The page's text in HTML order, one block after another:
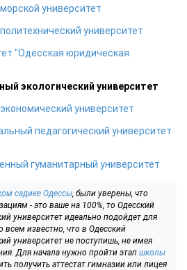
университет
университет
"Одесская юридическая
экологический университет
университет
педагогический университет
гуманитарный университет
садике Одессы , были уверены, что
- это ваше на 100%, то Одесский
университет идеально подойдет для
известно, что в Одесский
университет не поступишь, не имея
Для начала нужно пройти этап школы
получить аттестат гимназии или лицея